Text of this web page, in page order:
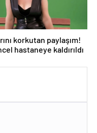
korkutan paylaşım!
hastaneye kaldırıldı